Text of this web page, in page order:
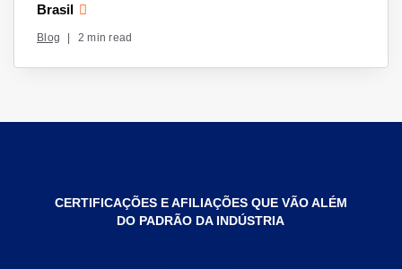
Brasil
Blog | 2 min read
CERTIFICAÇÕES E AFILIAÇÕES QUE VÃO ALÉM
DO PADRÃO DA INDÚSTRIA